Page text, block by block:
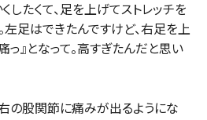
したくて、足を上げてストレッチを
左足はできたんですけど、右足を上
っ』となって。高すぎたんだと思い
の股関節に痛みが出るようにな